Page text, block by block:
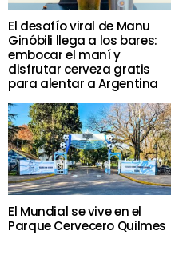
El desafío viral de Manu
Ginóbili llega a los bares:
embocar el maní y
disfrutar cerveza gratis
para alentar a Argentina
El Mundial se vive en el
Parque Cervecero Quilmes